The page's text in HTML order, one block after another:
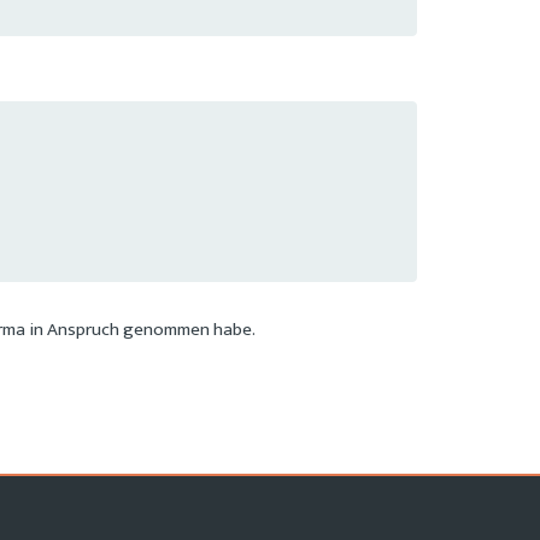
in Anspruch genommen habe.